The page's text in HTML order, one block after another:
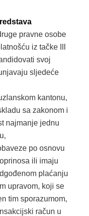
pravne osobe
iz tačke III
svoj
sljedeće
kantonu,
sa zakonom i
najmanje jednu
po osnovu
ili imaju
plaćanju
upravom, koji se
tim sporazumom,
račun u